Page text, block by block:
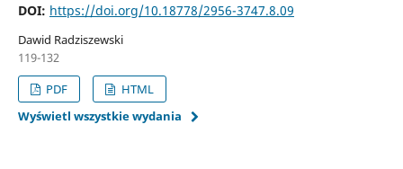
DOI: https://doi.org/10.18778/2956-3747.8.09
Dawid Radziszewski
119-132
PDF
HTML
Wyświetl wszystkie wydania